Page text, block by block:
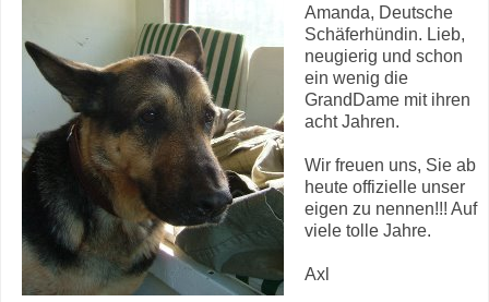
Amanda, Deutsche
Schäferhündin. Lieb,
neugierig und schon
ein wenig die
GrandDame mit ihren
acht Jahren.
Wir freuen uns, Sie ab
heute offizielle unser
eigen zu nennen!!! Auf
viele tolle Jahre.
Axl